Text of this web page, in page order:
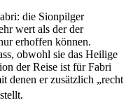
die Sionpilger
wert als der der
erhoffen können.
obwohl sie das Heilige
der Reise ist für Fabri
denen er zusätzlich „recht